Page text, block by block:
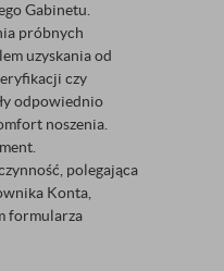
Gabinetu.
próbnych
uzyskania od
czy
odpowiednio
noszenia.
polegająca
Konta,
formularza